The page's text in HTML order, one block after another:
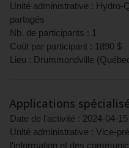
Unité administrative : Hydro-
partagés
Nb. de participants : 1
Coût par participant : 1890 $
Lieu : Drummondville (
Applications
Date de l'activité : 2024-04-15
Unité administrative : Vice-
l'information et des